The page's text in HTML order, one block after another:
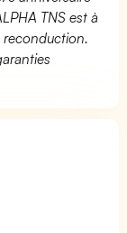
TNS est à
reconduction.